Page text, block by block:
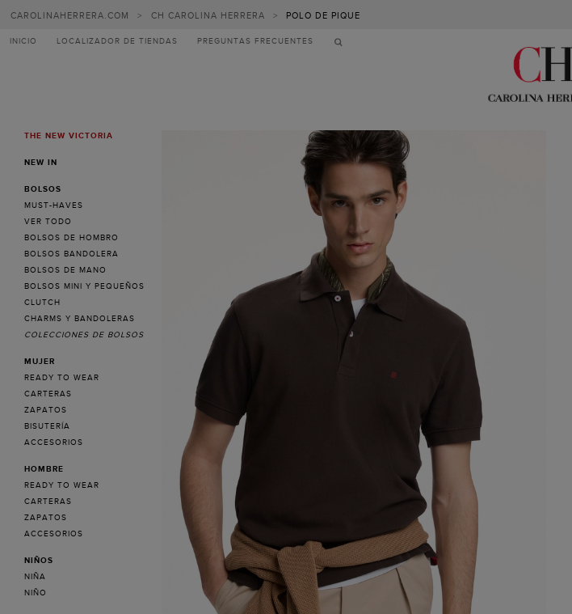
CAROLINAHERRERA.COM > CH CAROLINA HERRERA > POLO DE PIQUE
INICIO LOCALIZADOR DE TIENDAS PREGUNTAS FRECUENTES
MENUTHE NEW VICTORIA
NEW IN
BOLSOS
MUST-HAVES
VER TODO
BOLSOS DE HOMBRO
BOLSOS BANDOLERA
BOLSOS DE MANO
BOLSOS MINI Y PEQUEÑOS
CLUTCH
CHARMS Y BANDOLERAS
COLECCIONES DE BOLSOS
MUJER
READY TO WEAR
CARTERAS
ZAPATOS
BISUTERÍA
ACCESORIOS
HOMBRE
READY TO WEAR
CARTERAS
ZAPATOS
ACCESORIOS
NIÑOS
NIÑA
NIÑO